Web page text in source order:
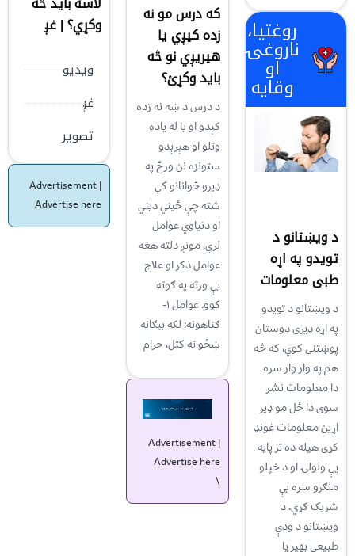
روغتیا،
ناروغۍ
او
وقایه
د ویښتانو د
تویدو په اړه
طبی معلومات
د ویښتانو د تویدو
په اړه ډیری دوستان
پوښتنی کوي، که څه
هم په وار وار سره
دا معلومات نشر
سوی دا ځل مو ډیر
اړین معلومات غونډ
کړی هیله ده تر پایه
یې ولولۍ او د خپلو
ملګرو سره یې
شریک کړي. د
ویښتانو د ودې
طبیعی بهیر یا
که درس مو نه
زده کیږي یا
هیریږي نو څه
باید وکړئ؟
د درس د ښه نه زده
کېدو او يا له ياده
وتلو او هېرېدو
ستونزه نن ورځ په
ډيرو ځوانانو کې
شته چې ځیني دیني
او دنیاوي عوامل
لري، مونږ دلته هغه
عوامل ذکر او علاج
یې ورته په ګوته
کوو. عوامل ۱-
ګناهونه: لکه بيګانه
ښځو ته کتل، حرام
Advertisement |
Advertise here
\
وکړي؟ | غږ
ویدیو
غږ
تصویر
Advertisement |
Advertise here